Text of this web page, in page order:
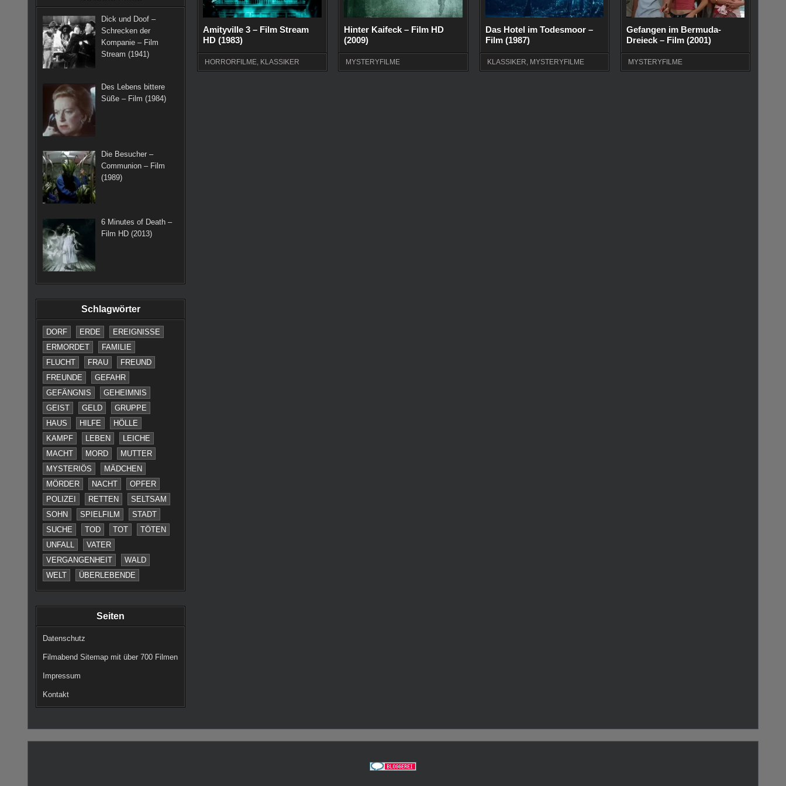
a
m
s
t
Dick und Doof –
Schrecken der
Kompanie – Film
Stream (1941)
Des Lebens bittere
Süße – Film (1984)
Die Besucher –
Communion – Film
(1989)
6 Minutes of Death –
Film HD (2013)
Schlagwörter
DORF ERDE
EREIGNISSE
ERMORDET
FAMILIE
FLUCHT
FRAU
FREUND
FREUNDE
GEFAHR
GEFÄNGNIS
GEHEIMNIS
GEIST
GELD
GRUPPE
HAUS
HILFE
HÖLLE
KAMPF
LEBEN
LEICHE
MACHT
MORD
MUTTER
MYSTERIÖS
MÄDCHEN
MÖRDER
NACHT
OPFER
POLIZEI
RETTEN
SELTSAM
SOHN
SPIELFILM
STADT
SUCHE
TOD TOT
TÖTEN
UNFALL
VATER
VERGANGENHEIT
WALD
WELT
ÜBERLEBENDE
Seiten
Datenschutz
Filmabend Sitemap mit über 700 Filmen
Impressum
Kontakt
Amityville 3 – Film Stream
HD (1983)
HORRORFILME KLASSIKER
Hinter Kaifeck – Film HD
(2009)
MYSTERYFILME
Das Hotel im Todesmoor –
Film (1987)
KLASSIKER MYSTERYFILME
Gefangen im Bermuda-
Dreieck – Film (2001)
MYSTERYFILME